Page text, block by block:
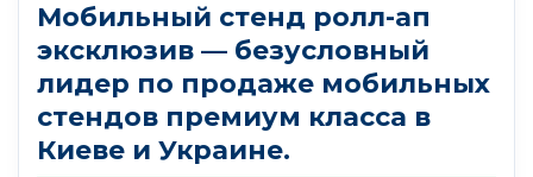
Мобильный стенд ролл-ап
эксклюзив — безусловный
лидер по продаже мобильных
стендов премиум класса в
Киеве и Украине.